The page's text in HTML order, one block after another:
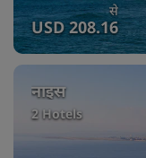
से
USD 208.16
नाइस
2 Hotels